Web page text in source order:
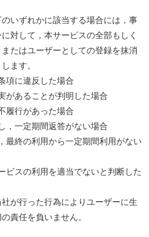
いずれかに該当する場合には，事
対して，本サービスの全部もしく
たはユーザーとしての登録を抹消
ます。
項に違反した場合
があることが判明した場合
履行があった場合
，一定期間返答がない場合
最終の利用から一定期間利用がない
ビスの利用を適当でないと判断した
が行った行為によりユーザーに生
責任を負いません。